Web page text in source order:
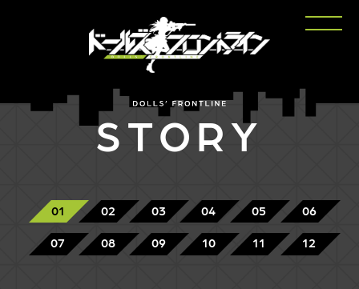
STORY
01 02 03 04 05 06
07 08 09 10 11 12